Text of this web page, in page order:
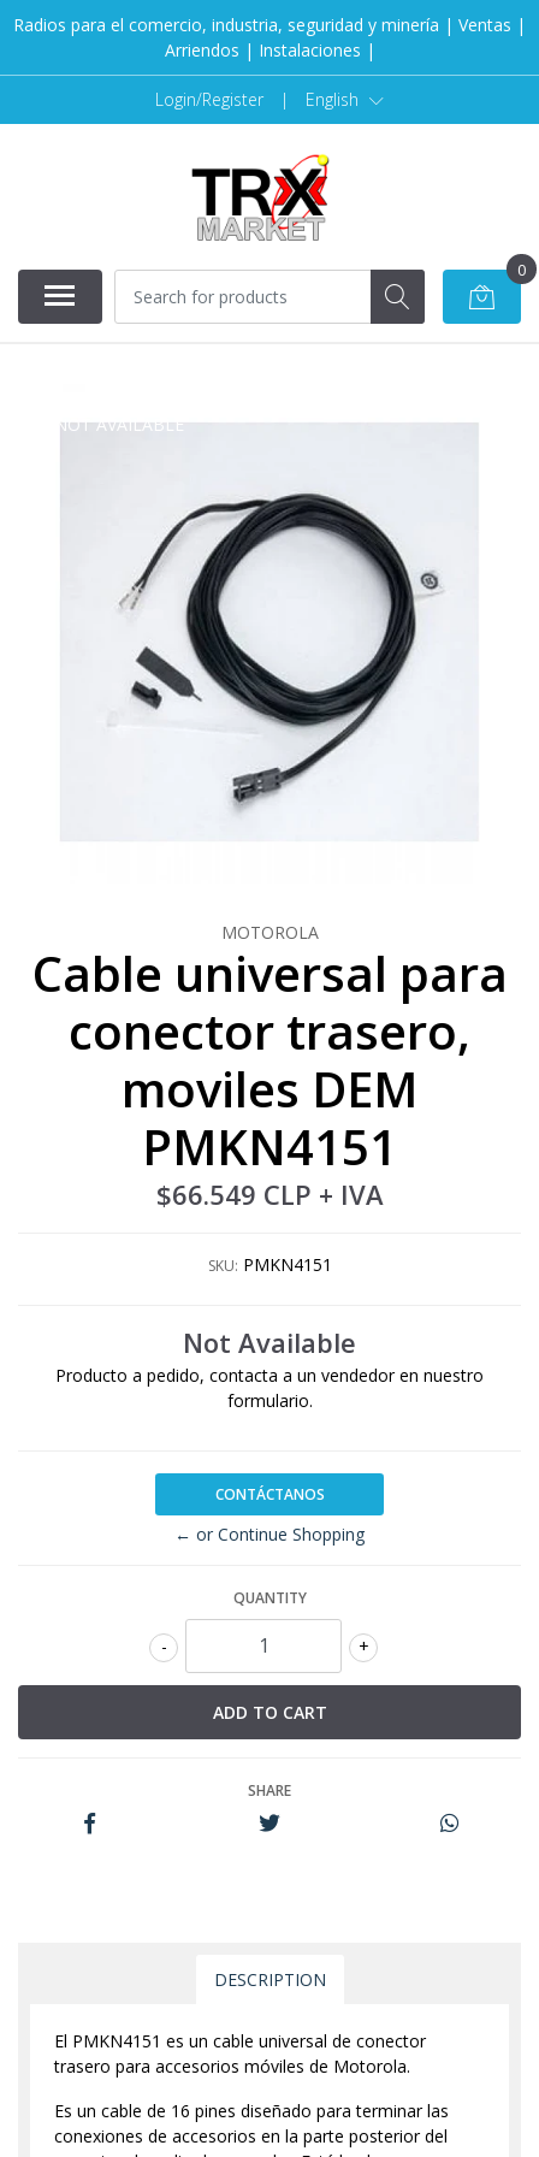
Radios para el comercio, industria, seguridad y minería | Ventas |
Arriendos | Instalaciones |
Login/Register | English
0
NOT AVAILABLE
MOTOROLA
Cable universal para
conector trasero,
moviles DEM
PMKN4151
$66.549 CLP + IVA
SKU: PMKN4151
Not Available
Producto a pedido, contacta a un vendedor en nuestro
formulario.
CONTÁCTANOS
← or Continue Shopping
QUANTITY
+
-
SHARE
DESCRIPTION
El PMKN4151 es un cable universal de conector
trasero para accesorios móviles de Motorola.
Es un cable de 16 pines diseñado para terminar las
conexiones de accesorios en la parte posterior del